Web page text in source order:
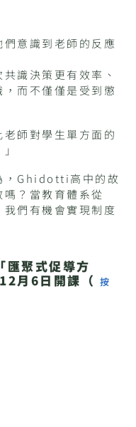
意識到老師的反應
識決策更有效率、
而不僅僅是受到懲
師對學生單方面的
，Ghidotti高中的故
？當教育體系從
我們有機會實現制度
聚式促導方
月6日開課（ 按